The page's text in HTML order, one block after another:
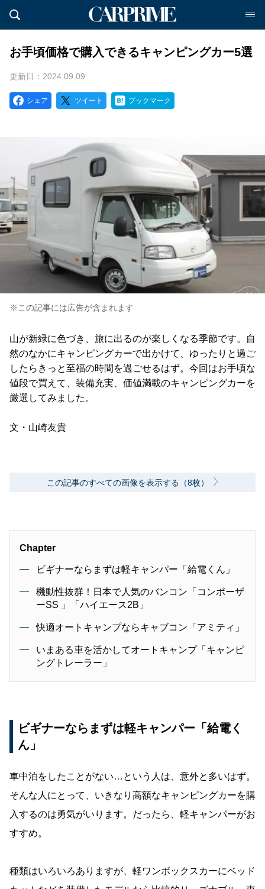
お手頃価格で購入できるキャンピングカー5選
更新日：2024.09.09
シェア ツイート ブックマーク
※この記事には広告が含まれます
山が新緑に色づき、旅に出るのが楽しくなる季節です。自
然のなかにキャンピングカーで出かけて、ゆったりと過ご
したらきっと至福の時間を過ごせるはず。今回はお手頃な
値段で買えて、装備充実、価値満載のキャンピングカーを
厳選してみました。
文・山崎友貴
この記事のすべての画像を表示する（8枚）
Chapter
ビギナーならまずは軽キャンパー「給電くん」
機動性抜群！日本で人気のバンコン「コンポーザ
ーSS 」「ハイエース2B」
快適オートキャンプならキャブコン「アミティ」
いまある車を活かしてオートキャンプ「キャンピ
ングトレーラー」
ビギナーならまずは軽キャンパー「給電く
ん」
車中泊をしたことがない…という人は、意外と多いはず。
そんな人にとって、いきなり高額なキャンピングカーを購
入するのは勇気がいります。だったら、軽キャンパーがお
すすめ。
種類はいろいろありますが、軽ワンボックスカーにベッド